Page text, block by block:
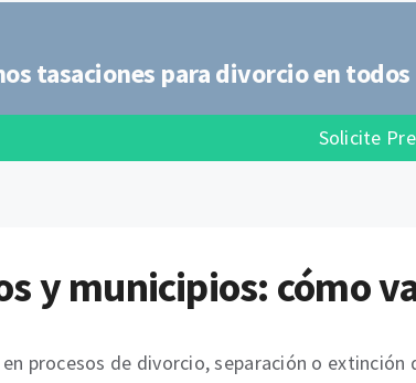
tasaciones para divorcio en
Solicite
y municipios: cómo
procesos de divorcio, separación o